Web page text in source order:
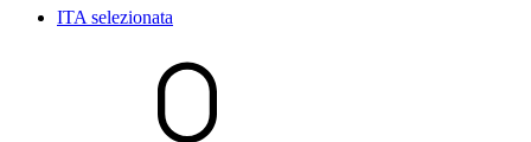
ITA selezionata